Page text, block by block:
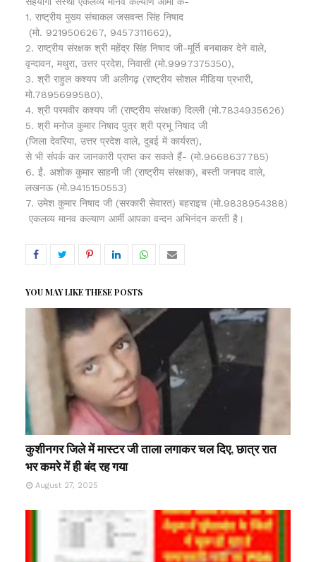
1. राष्ट्रीय मुख्य संचाकल जसवन्त सिंह निषाद
(मो. 9219506267, 9457311662),
2. राष्ट्रीय संरक्षक श्री महेंद्र सिंह निषाद जी-मूर्ति बनबाकर देने वाले,
वृन्दावन, मथुरा, उत्तर प्रदेश, निवासी (मो.9997375350),
3. श्री राहुल कश्यप जी अलीगढ़ (राष्ट्रीय सोशल मीडिया प्रभारी,
मो.7895699580),
4. श्री परमवीर कश्यप जी (राष्ट्रीय संरक्षक) दिल्ली (मो.7834935626)
5. श्री मनोज कुमार निषाद पुत्र श्री प्रभू निषाद जी
(जिला देवरिया, उत्तर प्रदेश वाले, दुबई में कार्यरत),
से भी संपर्क कर जानकारी प्राप्त कर सकते हैं- (मो.9668637785)
6. ईं. अशोक कुमार साहनी जी (राष्ट्रीय संरक्षक), बस्ती जनपद वाले,
लखनऊ (मो.9415150553)
7. उमेश कुमार निषाद जी (सरकारी सेवारत) बहराइच (मो.9838954388)
एकलव्य मानव कल्याण आर्मी आपका वन्दन अभिनंदन करती है।
YOU MAY LIKE THESE POSTS
कुशीनगर जिले में मास्टर जी ताला लगाकर चल दिए, छात्र रात
भर कमरे में ही बंद रह गया
August 27, 2025